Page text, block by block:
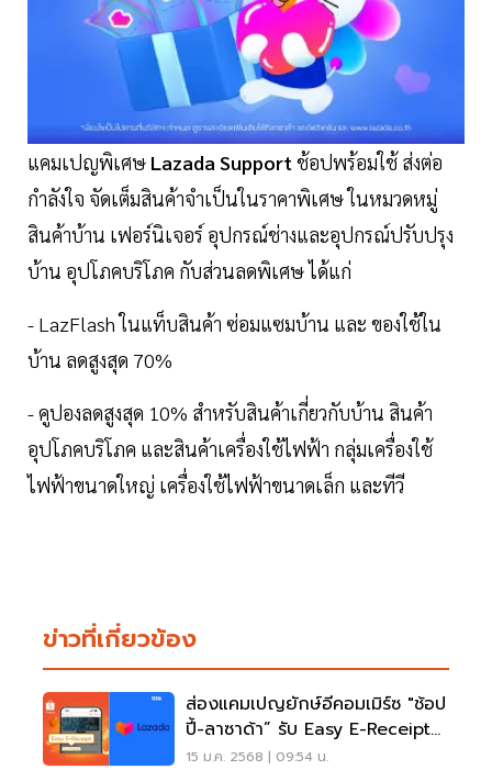
แคมเปญพิเศษ Lazada Supportช้อปพร้อมใช้ ส่งต่อ
กำลังใจ จัดเต็มสินค้าจำเป็นในราคาพิเศษ ในหมวดหมู่
สินค้าบ้าน เฟอร์นิเจอร์ อุปกรณ์ช่างและอุปกรณ์ปรับปรุง
บ้าน อุปโภคบริโภค กับส่วนลดพิเศษ ได้แก่
- LazFlash ในแท็บสินค้า ซ่อมแซมบ้าน และ ของใช้ใน
บ้าน ลดสูงสุด 70%
- คูปองลดสูงสุด 10% สำหรับสินค้าเกี่ยวกับบ้าน สินค้า
อุปโภคบริโภค และสินค้าเครื่องใช้ไฟฟ้า กลุ่มเครื่องใช้
ไฟฟ้าขนาดใหญ่ เครื่องใช้ไฟฟ้าขนาดเล็ก และทีวี
ข่าวที่เกี่ยวข้อง
ส่องแคมเปญยักษ์อีคอมเมิร์ซ "ช้อป
ปี้-ลาซาด้า” รับ Easy E-Receipt
2568
15 ม.ค. 2568 | 09:54 น.